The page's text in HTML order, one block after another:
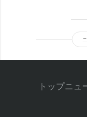
トップニュ